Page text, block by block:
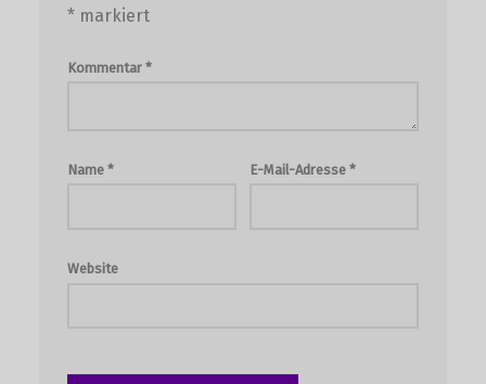
*markiert
Kommentar *
Name * E-Mail-Adresse*
Website